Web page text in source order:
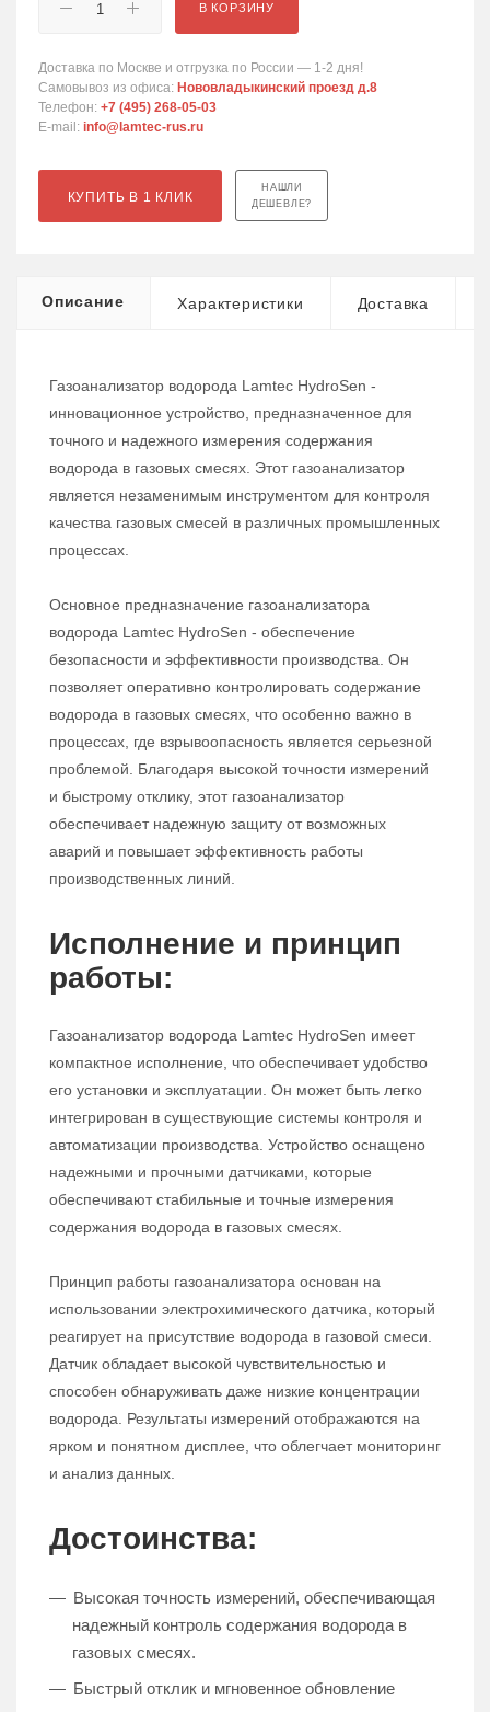
В КОРЗИНУ
Доставка по Москве и отгрузка по России — 1-2 дня!
Самовывоз из офиса: Нововладыкинский проезд д.8
Телефон: +7 (495) 268-05-03
E-mail: info@lamtec-rus.ru
КУПИТЬ В 1 КЛИК
НАШЛИ
ДЕШЕВЛЕ?
Описание Характеристики Доставка
Газоанализатор водорода Lamtec HydroSen -
инновационное устройство, предназначенное для
точного и надежного измерения содержания
водорода в газовых смесях. Этот газоанализатор
является незаменимым инструментом для контроля
качества газовых смесей в различных промышленных
процессах.
Основное предназначение газоанализатора
водорода Lamtec HydroSen - обеспечение
безопасности и эффективности производства. Он
позволяет оперативно контролировать содержание
водорода в газовых смесях, что особенно важно в
процессах, где взрывоопасность является серьезной
проблемой. Благодаря высокой точности измерений
и быстрому отклику, этот газоанализатор
обеспечивает надежную защиту от возможных
аварий и повышает эффективность работы
производственных линий.
Исполнение и принцип
работы:
Газоанализатор водорода Lamtec HydroSen имеет
компактное исполнение, что обеспечивает удобство
его установки и эксплуатации. Он может быть легко
интегрирован в существующие системы контроля и
автоматизации производства. Устройство оснащено
надежными и прочными датчиками, которые
обеспечивают стабильные и точные измерения
содержания водорода в газовых смесях.
Принцип работы газоанализатора основан на
использовании электрохимического датчика, который
реагирует на присутствие водорода в газовой смеси.
Датчик обладает высокой чувствительностью и
способен обнаруживать даже низкие концентрации
водорода. Результаты измерений отображаются на
ярком и понятном дисплее, что облегчает мониторинг
и анализ данных.
Достоинства:
Высокая точность измерений, обеспечивающая
надежный контроль содержания водорода в
газовых смесях.
Быстрый отклик и мгновенное обновление